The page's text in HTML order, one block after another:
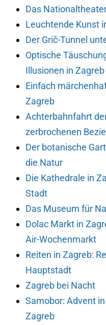
Das
Leuchtende Kunst
Der Grič-Tunnel
Optische
Illusionen in Zagreb
Einfach
Zagreb
Achterbahnfahrt
zerbrochenen
Der botanische
die Natur
Die Kathedrale in
Stadt
Das Museum für
Dolac Markt in
Air-Wochenmarkt
Reiten in Zagreb:
Hauptstadt
Zagreb bei Nacht
Samobor: Advent
Zagreb